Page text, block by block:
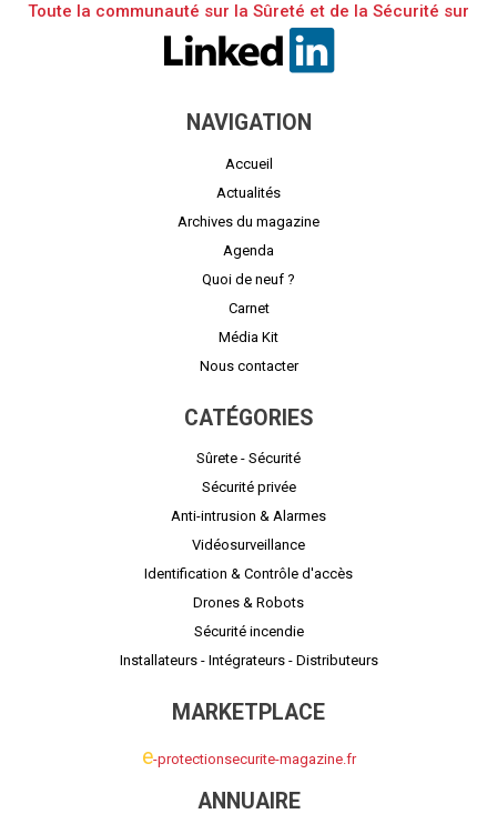
Toute la communauté sur la Sûreté et de la Sécurité sur
NAVIGATION
Accueil
Actualités
Archives du magazine
Agenda
Quoi de neuf ?
Carnet
Média Kit
Nous contacter
CATÉGORIES
Sûrete - Sécurité
Sécurité privée
Anti-intrusion & Alarmes
Vidéosurveillance
Identification & Contrôle d'accès
Drones & Robots
Sécurité incendie
Installateurs - Intégrateurs - Distributeurs
MARKETPLACE
e-protectionsecurite-magazine.fr
ANNUAIRE